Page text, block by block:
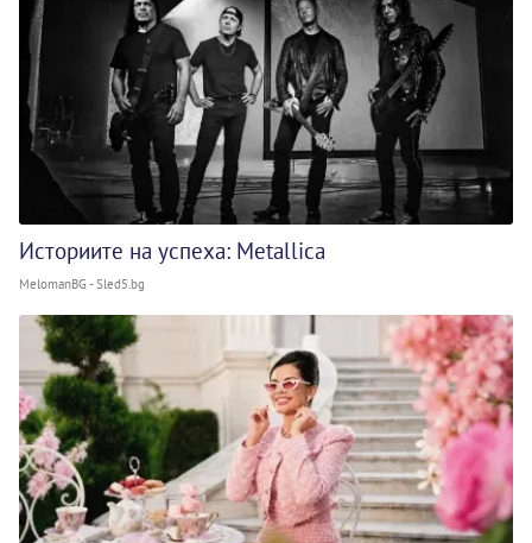
Историите на успеха: Metallica
MelomanBG - Sled5.bg